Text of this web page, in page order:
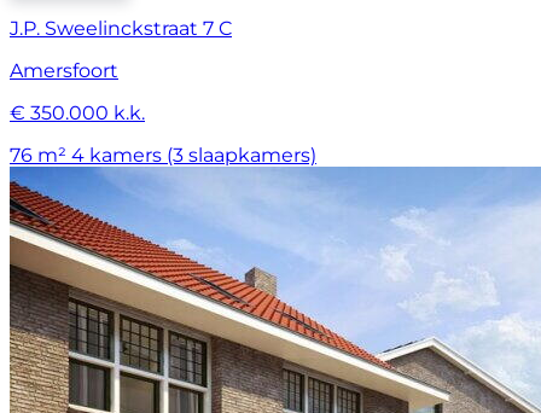
J.P. Sweelinckstraat 7 C
Amersfoort
€ 350.000 k.k.
76 m² 4 kamers (3 slaapkamers)